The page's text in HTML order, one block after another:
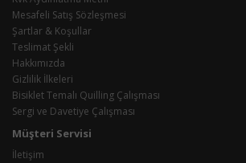
Mesafeli Satış Sözleşmesi
Şartlar & Koşullar
Teslimat Şekli
Hakkımızda
Gizlilik İlkeleri
Bisiklet Temalı Quilling Çalışması
Sergi ve Davetiye Çalışması
Müşteri Servisi
İletişim